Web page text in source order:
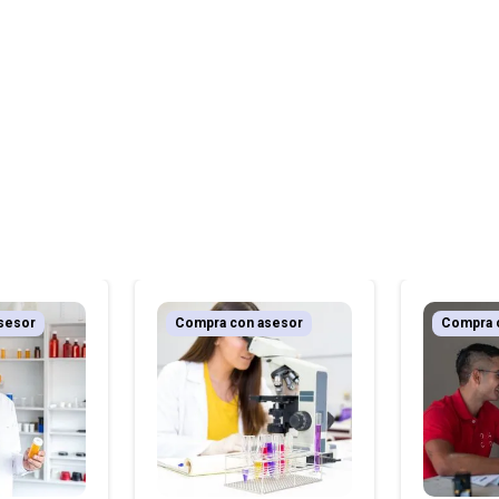
Compra con asesor Compra